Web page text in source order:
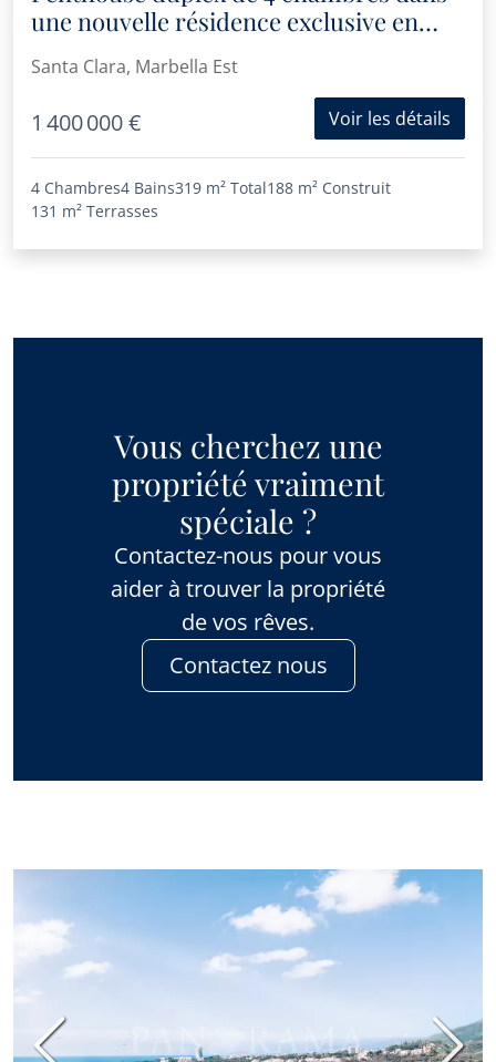
une nouvelle résidence exclusive en
première ligne de golf à Marbella.
Santa Clara, Marbella Est
1 400 000 € Voir les détails
4 Chambres4 Bains319 m² Total188 m² Construit
131 m² Terrasses
Vous cherchez une
propriété vraiment
spéciale ?
Contactez-nous pour vous
aider à trouver la propriété
de vos rêves.
Contactez nous
Précédent